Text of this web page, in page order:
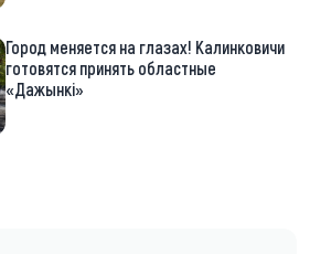
Город меняется на глазах! Калинковичи
готовятся принять областные
«Дажынкі»